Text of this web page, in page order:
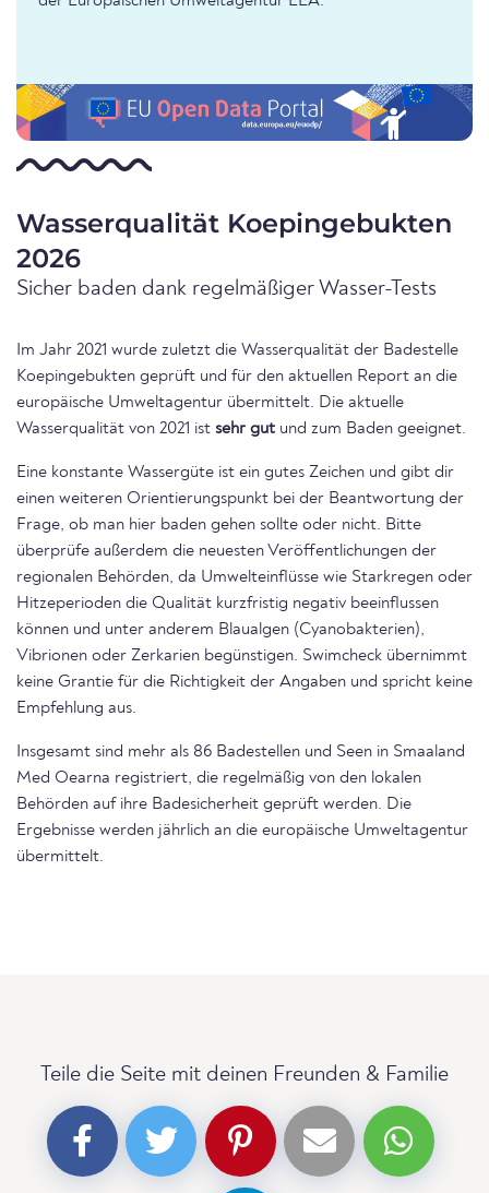
Wasserqualität Koepingebukten
2026
Sicher baden dank regelmäßiger Wasser-Tests
Im Jahr 2021 wurde zuletzt die Wasserqualität der Badestelle
Koepingebukten geprüft und für den aktuellen Report an die
europäische Umweltagentur übermittelt. Die aktuelle
Wasserqualität von 2021 ist sehr gut und zum Baden geeignet.
Eine konstante Wassergüte ist ein gutes Zeichen und gibt dir
einen weiteren Orientierungspunkt bei der Beantwortung der
Frage, ob man hier baden gehen sollte oder nicht. Bitte
überprüfe außerdem die neuesten Veröffentlichungen der
regionalen Behörden, da Umwelteinflüsse wie Starkregen oder
Hitzeperioden die Qualität kurzfristig negativ beeinflussen
können und unter anderem Blaualgen (Cyanobakterien),
Vibrionen oder Zerkarien begünstigen. Swimcheck übernimmt
keine Grantie für die Richtigkeit der Angaben und spricht keine
Empfehlung aus.
Insgesamt sind mehr als 86 Badestellen und Seen in Smaaland
Med Oearna registriert, die regelmäßig von den lokalen
Behörden auf ihre Badesicherheit geprüft werden. Die
Ergebnisse werden jährlich an die europäische Umweltagentur
übermittelt.
Teile die Seite mit deinen Freunden & Familie